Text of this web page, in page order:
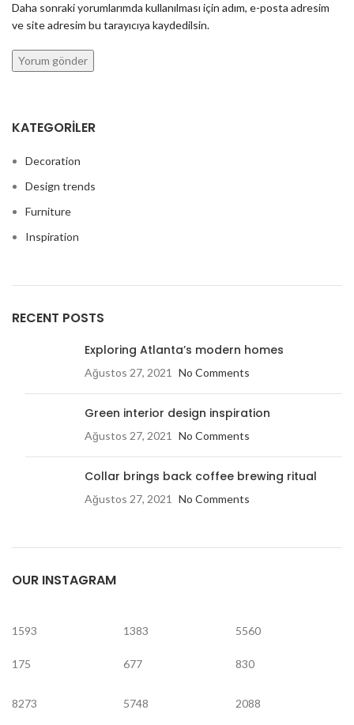
Daha sonraki yorumlarımda kullanılması için adım, e-posta adresim
ve site adresim bu tarayıcıya kaydedilsin.
KATEGORILER
Decoration
Design trends
Furniture
Inspiration
RECENT POSTS
Exploring Atlanta’s modern homes
Ağustos 27, 2021 No Comments
Green interior design inspiration
Ağustos 27, 2021 No Comments
Collar brings back coffee brewing ritual
Ağustos 27, 2021 No Comments
OUR INSTAGRAM
1593
175
1383
677
5560
830
8273 5748 2088